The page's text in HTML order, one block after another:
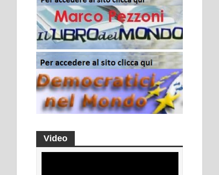
Video